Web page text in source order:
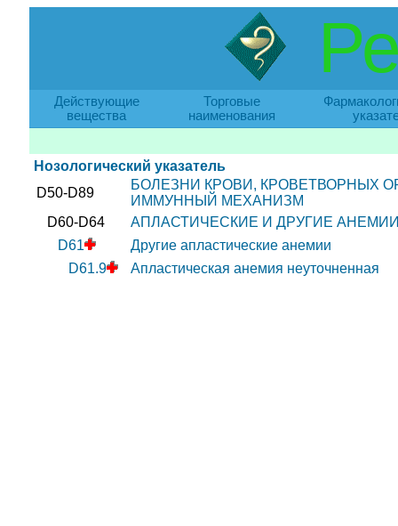
Действующие
вещества
Торговые
наименования
Нозологический указатель
D50-D89
БОЛЕЗНИ КРОВИ, КРОВЕТВОРНЫХ
ИММУННЫЙ МЕХАНИЗМ
D60-D64
АПЛАСТИЧЕСКИЕ И ДРУГИЕ
D61
Другие апластические анемии
D61.9
Апластическая анемия неуточненная